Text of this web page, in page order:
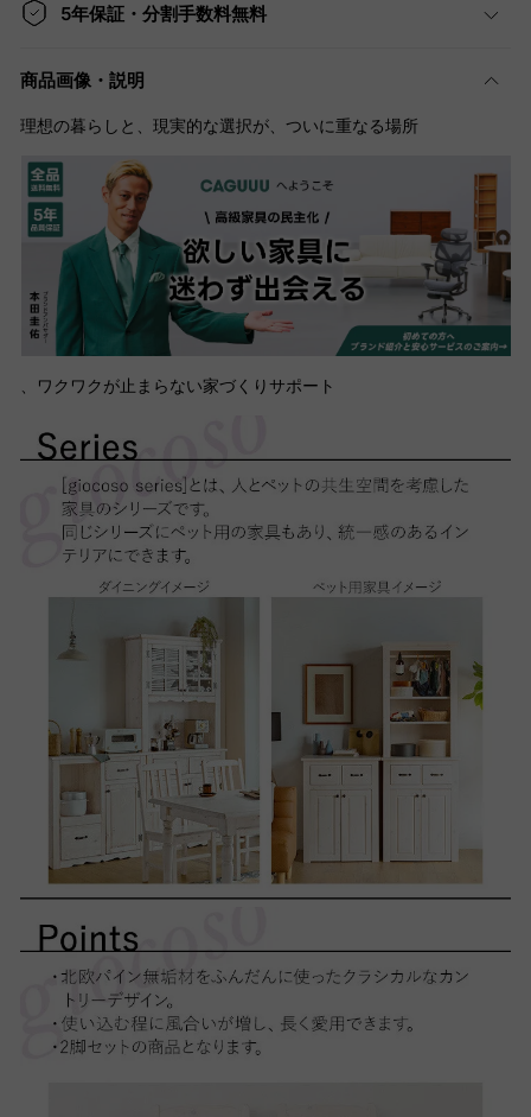
5年保証・分割手数料無料
商品画像・説明
理想の暮らしと、現実的な選択が、ついに重なる場所
、ワクワクが止まらない家づくりサポート